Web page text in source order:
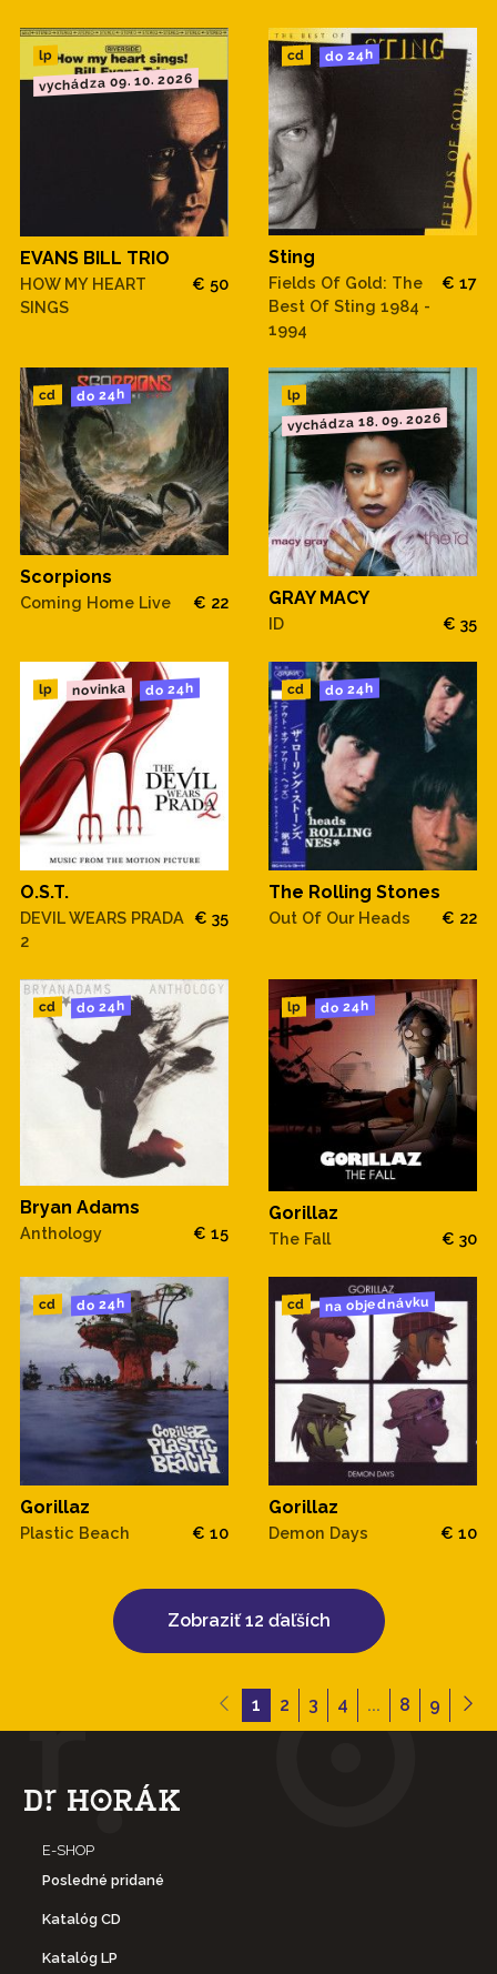
lp
vychádza 09. 10. 2026
EVANS BILL TRIO
HOW MY HEART
SINGS
€ 50
cd do 24h
Sting
Fields Of Gold: The
Best Of Sting 1984 -
1994
€ 17
cd do 24h
Scorpions
Coming Home Live € 22
lp
vychádza 18. 09. 2026
GRAY MACY
ID € 35
lp novinka do 24h
O.S.T.
DEVIL WEARS PRADA
2
€ 35
cd do 24h
The Rolling Stones
Out Of Our Heads € 22
cd do 24h
Bryan Adams
Anthology € 15
lp do 24h
Gorillaz
The Fall € 30
cd do 24h
Gorillaz
Plastic Beach € 10
cd na objednávku
Gorillaz
Demon Days € 10
Zobraziť 12 ďaľších
1 2 3 4 ... 8 9
E-SHOP
Posledné pridané
Katalóg CD
Katalóg LP